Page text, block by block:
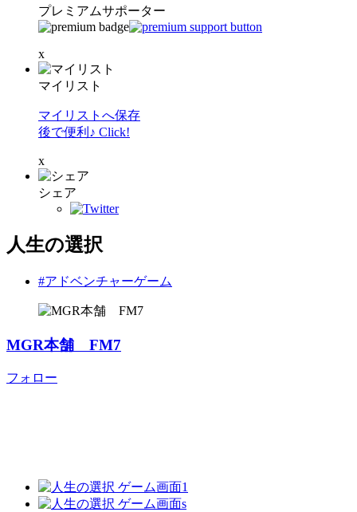
プレミアムサポーター
x
マイリスト
マイリストへ保存
後で便利♪ Click!
x
シェア
人生の選択
#アドベンチャーゲーム
MGR本舗 FM7
フォロー